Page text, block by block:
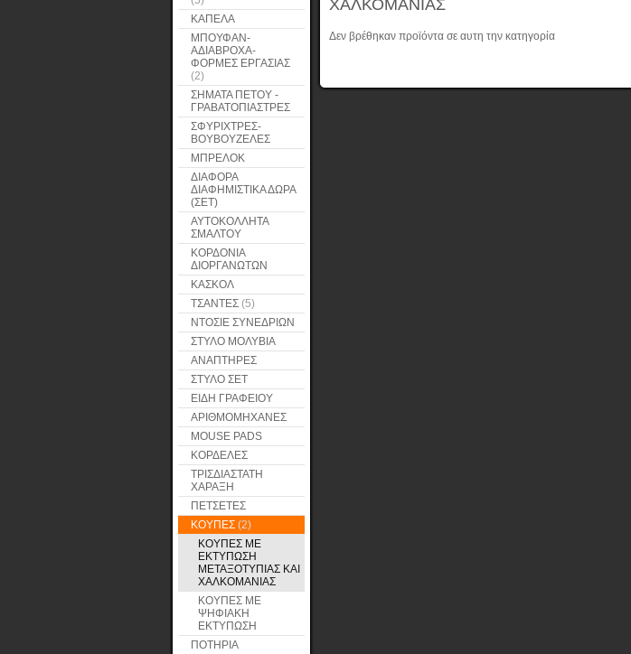
ΚΑΠΕΛΑ
ΜΠΟΥΦΑΝ-
ΑΔΙΑΒΡΟΧΑ-
ΦΟΡΜΕΣ ΕΡΓΑΣΙΑΣ
(2)
ΣΗΜΑΤΑ ΠΕΤΟΥ -
ΓΡΑΒΑΤΟΠΙΑΣΤΡΕΣ
ΣΦΥΡΙΧΤΡΕΣ-
ΒΟΥΒΟΥΖΕΛΕΣ
ΜΠΡΕΛΟΚ
ΔΙΑΦΟΡΑ
ΔΙΑΦΗΜΙΣΤΙΚΑ ΔΩΡΑ
(ΣΕΤ)
ΑΥΤΟΚΟΛΛΗΤΑ
ΣΜΑΛΤΟΥ
ΚΟΡΔΟΝΙΑ
ΔΙΟΡΓΑΝΩΤΩΝ
ΚΑΣΚΟΛ
ΤΣΑΝΤΕΣ (5)
ΝΤΟΣΙΕ ΣΥΝΕΔΡΙΩΝ
ΣΤΥΛΟ ΜΟΛΥΒΙΑ
ΑΝΑΠΤΗΡΕΣ
ΣΤΥΛΟ ΣΕΤ
ΕΙΔΗ ΓΡΑΦΕΙΟΥ
ΑΡΙΘΜΟΜΗΧΑΝΕΣ
MOUSE PADS
ΚΟΡΔΕΛΕΣ
ΤΡΙΣΔΙΑΣΤΑΤΗ
ΧΑΡΑΞΗ
ΠΕΤΣΕΤΕΣ
ΚΟΥΠΕΣ (2)
ΚΟΥΠΕΣ ΜΕ
ΕΚΤΥΠΩΣΗ
ΜΕΤΑΞΟΤΥΠΙΑΣ ΚΑΙ
ΧΑΛΚΟΜΑΝΙΑΣ
ΚΟΥΠΕΣ ΜΕ
ΨΗΦΙΑΚΗ
ΕΚΤΥΠΩΣΗ
ΠΟΤΗΡΙΑ
ΧΑΛΚΟΜΑΝΙΑΣ
Δεν βρέθηκαν προϊόντα σε αυτη την κατηγορία